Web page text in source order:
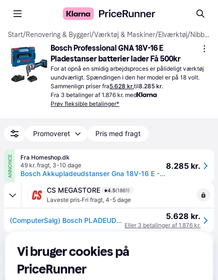
Start/Renovering & Byggeri/Værktøj & Maskiner/Elværktøj/ Nibblere
Bosch Professional GNA 18V-16 E
Pladestanser batterier lader Få 500kr
For at opnå en smidig arbejdsproces er pålideligt værktøj
uundværligt. Spændingen i den her model er på 18 volt.
Sammenlign priser fra5.628 kr.til8.285 kr.
Fra 3 betalinger af 1.876 kr. med
Prøv fleksible betalinger*
Promoveret Pris med fragt
ANNONCE
Fra Homeshop.dk
49 kr. fragt, 3-10 dage
Bosch Akkupladeudstanser Gna 18V-16 E - 601529601
8.285 kr.
CS MEGASTORE 4.5(1861)
Laveste pris·Fri fragt, 4-5 dage
(ComputerSalg) Bosch PLADEUDSTANSER GNA 18V-16 E 5.628 kr.
Eller 3 betalinger af 1.876 kr.
Fri fragt ,4-5 dage
Vi bruger cookies på
PriceRunner